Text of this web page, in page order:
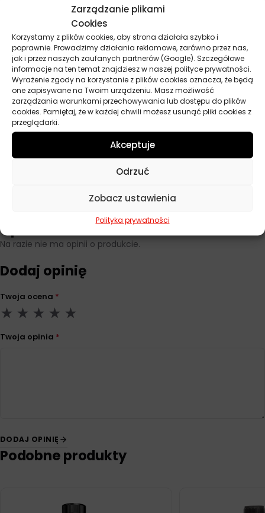
Zarządzanie plikami
Cookies
Korzystamy z plików cookies, aby strona działała szybko i
poprawnie. Prowadzimy działania reklamowe, zarówno przez nas,
jak i przez naszych zaufanych partnerów (Google). Szczegółowe
informacje na ten temat znajdziesz w naszej polityce prywatności.
Wyrażenie zgody na korzystanie z plików cookies oznacza, że będą
one zapisywane na Twoim urządzeniu. Masz możliwość
zarządzania warunkami przechowywania lub dostępu do plików
cookies. Pamiętaj, że w każdej chwili możesz usunąć pliki cookies z
przeglądarki.
Akceptuje
Odrzuć
Zobacz ustawienia
Polityka prywatności
rozgrzana, gdyż szybkie parowanie wody może powodować
powstawanie zacieków. W przypadku silnych zabrudzeń, jak
ślady owadów czy ptasie odchody, należy najpierw namoczyć je
na kilka minut, a dopiero potem delikatnie zmyć. Zimą warto
dodać nieco więcej szamponu do roztworu, aby skuteczniej
rozpuścić sól drogową i inne zanieczyszczenia zimowe.
Parametry techniczne
Autoland
Opinie
Na razie nie ma opinii o produkcie.
Dodaj opinię
Twoja ocena *
Twoja opinia *
DODAJ OPINIĘ
Podobne produkty